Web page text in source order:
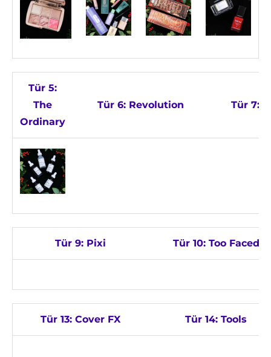
Tür 5:
The
Ordinary
Tür 6: Revolution Tür 7:
Tür 9: Pixi Tür 10: Too Faced
Tür 13: Cover FX Tür 14: Tools